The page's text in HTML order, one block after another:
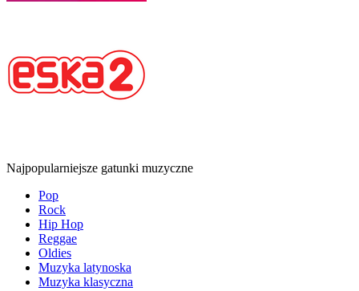
Najpopularniejsze gatunki muzyczne
Pop
Rock
Hip Hop
Reggae
Oldies
Muzyka latynoska
Muzyka klasyczna